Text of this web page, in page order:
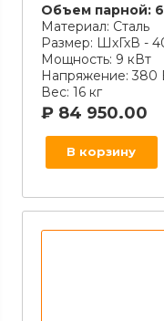
Объем парной:
Материал: Сталь
Размер: ШхГхВ -
Мощность: 9 кВт
Напряжение: 380
Вес: 16 кг
₽ 84 950.00
В корзину